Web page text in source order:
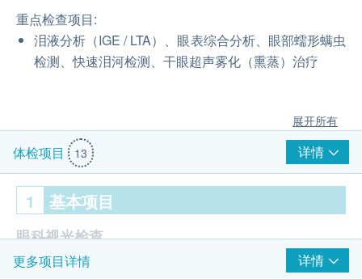
重点检查项目:
泪液分析（IGE / LTA）、眼表综合分析、眼部蠕形螨虫
检测、快速泪河检测、干眼超声雾化（熏蒸）治疗
展开所有
体检项目 13 详情
1 基本项目
眼科视光检查
视力测试
更多项目详情 详情